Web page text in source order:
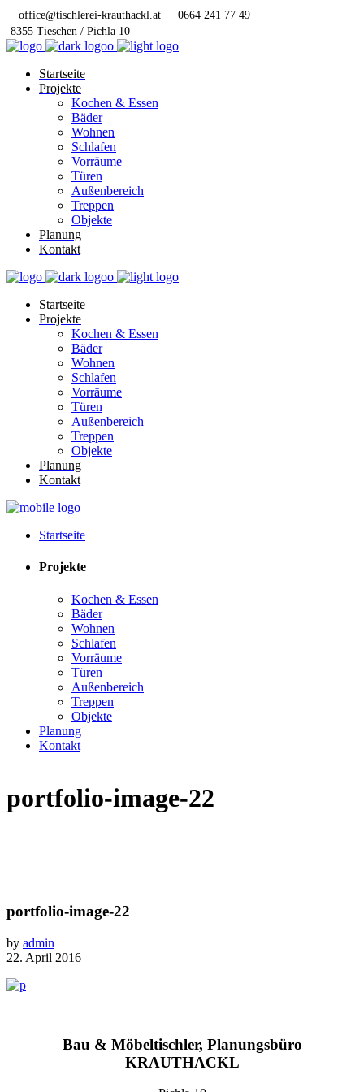
office@tischlerei-krauthackl.at
0664 241 77 49
8355 Tieschen / Pichla 10
Startseite
Projekte
Kochen & Essen
Bäder
Wohnen
Schlafen
Vorräume
Türen
Außenbereich
Treppen
Objekte
Planung
Kontakt
Startseite
Projekte
Kochen & Essen
Bäder
Wohnen
Schlafen
Vorräume
Türen
Außenbereich
Treppen
Objekte
Planung
Kontakt
Startseite
Projekte
Kochen & Essen
Bäder
Wohnen
Schlafen
Vorräume
Türen
Außenbereich
Treppen
Objekte
Planung
Kontakt
portfolio-image-22
portfolio-image-22
by admin
22. April 2016
Bau & Möbeltischler, Planungsbüro
KRAUTHACKL